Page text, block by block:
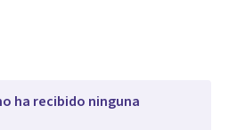
ha recibido ninguna